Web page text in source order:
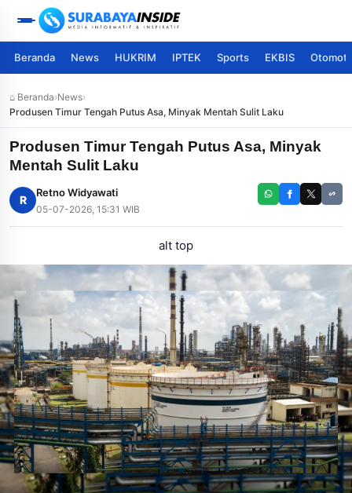
Beranda News HUKRIM IPTEK Sports EKBIS
⌂ Beranda›News›
Produsen Timur Tengah Putus Asa, Minyak Mentah Sulit Laku
Produsen Timur Tengah Putus Asa, Minyak
Mentah Sulit Laku
R
Retno Widyawati
05-07-2026, 15:31 WIB
alt top